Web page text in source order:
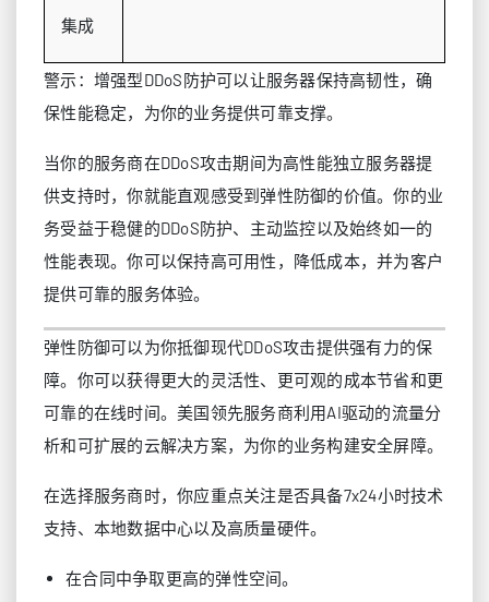
集成
警示：增强型DDoS防护可以让服务器保持高韧性，确
保性能稳定，为你的业务提供可靠支撑。
当你的服务商在DDoS攻击期间为高性能独立服务器提
供支持时，你就能直观感受到弹性防御的价值。你的业
务受益于稳健的DDoS防护、主动监控以及始终如一的
性能表现。你可以保持高可用性，降低成本，并为客户
提供可靠的服务体验。
弹性防御可以为你抵御现代DDoS攻击提供强有力的保
障。你可以获得更大的灵活性、更可观的成本节省和更
可靠的在线时间。美国领先服务商利用AI驱动的流量分
析和可扩展的云解决方案，为你的业务构建安全屏障。
在选择服务商时，你应重点关注是否具备7x24小时技术
支持、本地数据中心以及高质量硬件。
在合同中争取更高的弹性空间。